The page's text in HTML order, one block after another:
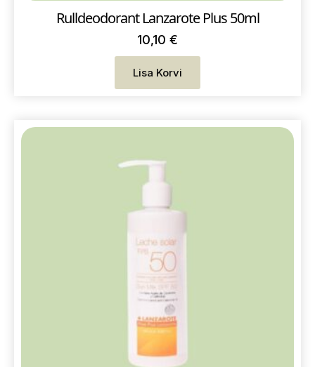
Rulldeodorant Lanzarote Plus 50ml
10,10 €
Lisa Korvi